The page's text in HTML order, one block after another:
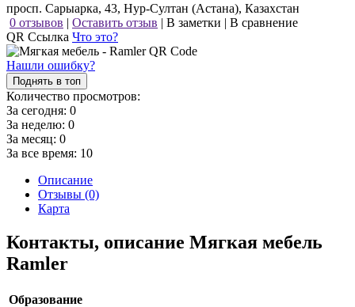
просп. Сарыарка, 43, Нур-Султан (Астана), Казахстан
0 отзывов | Оставить отзыв | В заметки | В сравнение
QR Ссылка Что это?
Нашли ошибку?
Поднять в топ
Количество просмотров:
За сегодня: 0
За неделю: 0
За месяц: 0
За все время: 10
Описание
Отзывы (0)
Карта
Контакты, описание Мягкая мебель
Ramler
Образование